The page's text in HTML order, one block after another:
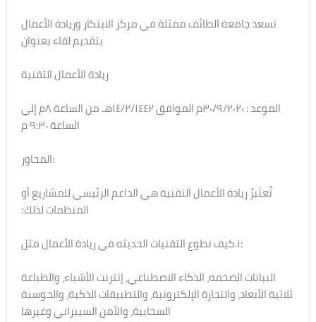
تسعد جامعة الطائف ممثلة في مركز الابتكار وريادة الأعمال
بتقديم لقاء بعنوان
ريادة الأعمال التقنية
الموعد : ٣٠/٩/٢٠٢٠م الموافق ١٤/٢/١٤٤٢هـ من الساعة ٨م إلي
الساعة ٩:٣٠ م
المحاور:
تُعتَبرُ ريادة الأعمال التقنية هي الداعم الرئيسي للمشاريع أو
المنظمات لذلك؛
١.كيف نطوع التقنيات الحديثه في ريادة الأعمال مثل:
البيانات الضخمه، الذكاء الاصطناعي، إنترنت الأشياء، والطباعة
ثلاثية الأبعاد، والتجارة الإلكترونية، والتطبيقات الذكية، والحوسبة
السحابية، والأمن السيبراني وغيرها